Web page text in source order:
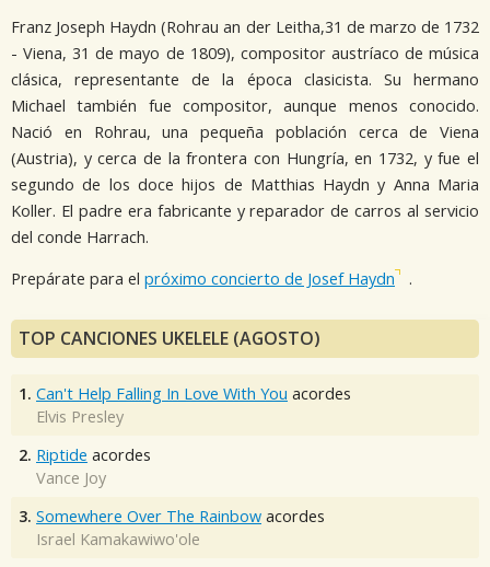
Franz Joseph Haydn (Rohrau an der Leitha,31 de marzo de 1732
- Viena, 31 de mayo de 1809), compositor austríaco de música
clásica, representante de la época clasicista. Su hermano
Michael también fue compositor, aunque menos conocido.
Nació en Rohrau, una pequeña población cerca de Viena
(Austria), y cerca de la frontera con Hungría, en 1732, y fue el
segundo de los doce hijos de Matthias Haydn y Anna Maria
Koller. El padre era fabricante y reparador de carros al servicio
del conde Harrach.
Prepárate para el próximo concierto de Josef Haydn .
TOP CANCIONES UKELELE (AGOSTO)
1. Can't Help Falling In Love With You acordes
Elvis Presley
2. Riptide acordes
Vance Joy
3. Somewhere Over The Rainbow acordes
Israel Kamakawiwo'ole